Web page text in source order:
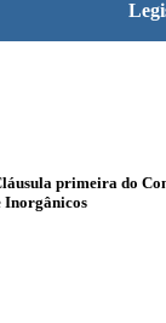
primeira do
Inorgânicos